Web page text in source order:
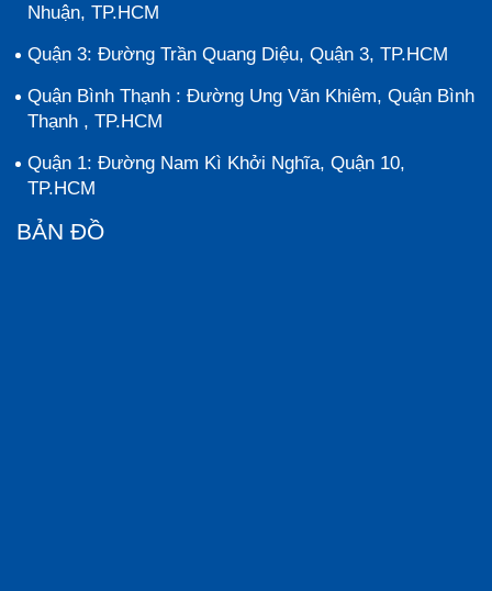
Nhuận, TP.HCM
Quận 3: Đường Trần Quang Diệu, Quận 3, TP.HCM
Quận Bình Thạnh : Đường Ung Văn Khiêm, Quận Bình
Thạnh , TP.HCM
Quận 1: Đường Nam Kì Khởi Nghĩa, Quận 10,
TP.HCM
BẢN ĐỒ